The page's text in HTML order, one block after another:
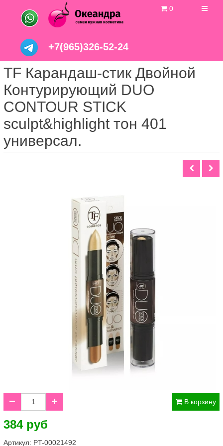
+7(965)326-52-24
0
TF Карандаш-стик Двойной
Контурирующий DUO
CONTOUR STIСK
sculpt&highlight тон 401
универсал.
В корзину
384 руб
Артикул: PT-00021492